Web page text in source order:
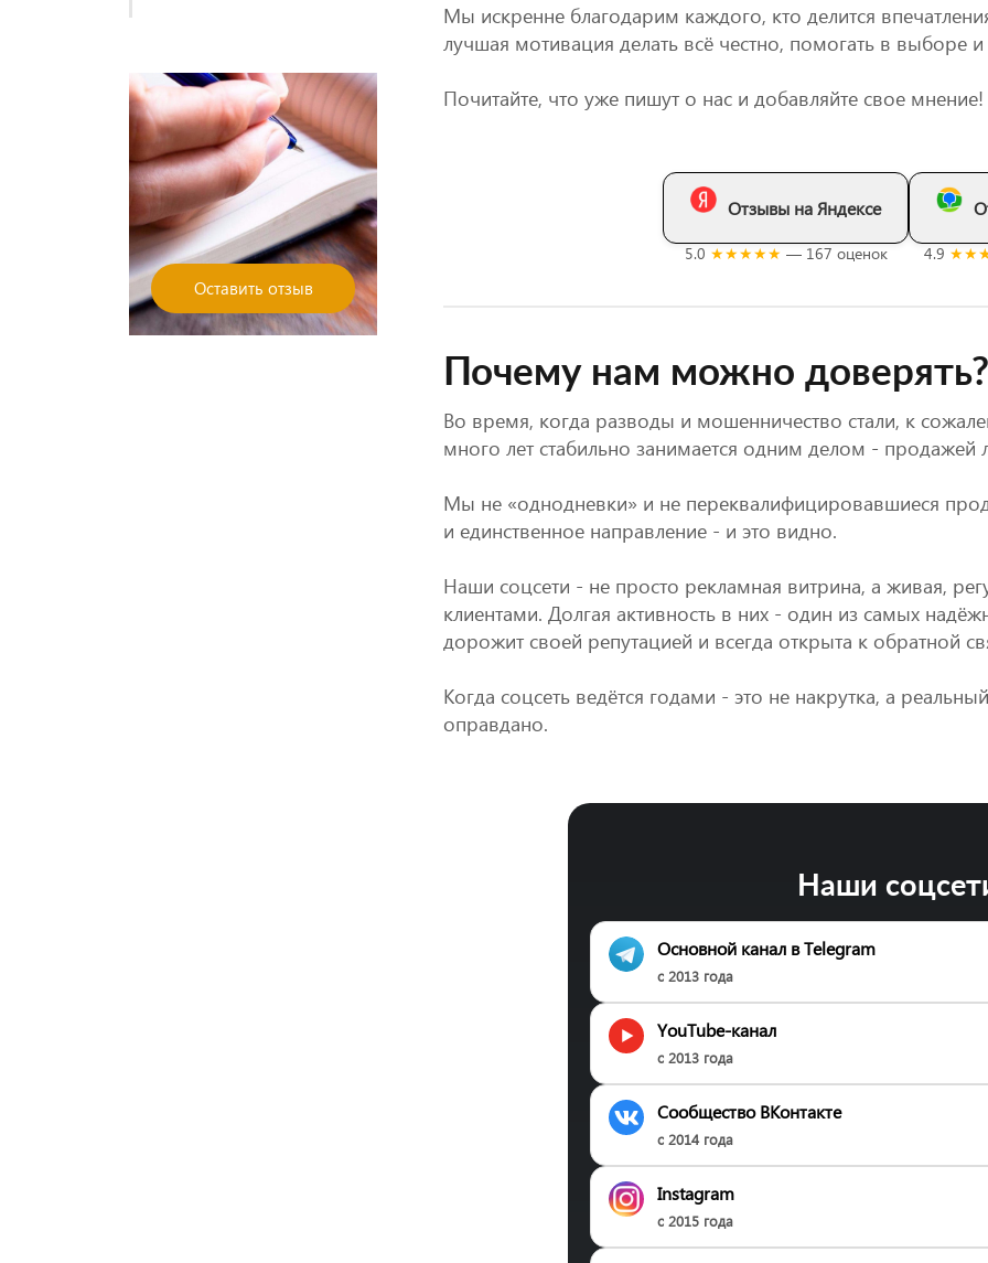
Оставить отзыв
Мы искренне благодарим каждого, кто делится
лучшая мотивация делать всё честно, помогать в выборе
Почитайте, что уже пишут о нас и добавляйте свое мнение!
Отзывы на Яндексе
5.0 ★★★★★ — 167 оценок 4.9
Почему нам можно доверять?
Во время, когда разводы и мошенничество стали, к
много лет стабильно занимается одним делом - продажей
Мы не «однодневки» и не переквалифицировавшиеся
и единственное направление - и это видно.
Наши соцсети - не просто рекламная витрина, а живая,
клиентами. Долгая активность в них - один из самых
дорожит своей репутацией и всегда открыта к обратной
Когда соцсеть ведётся годами - это не накрутка, а
оправдано.
Наши
Основной канал в Telegram
с 2013 года
YouTube-канал
с 2013 года
Сообщество ВКонтакте
с 2014 года
Instagram
с 2015 года